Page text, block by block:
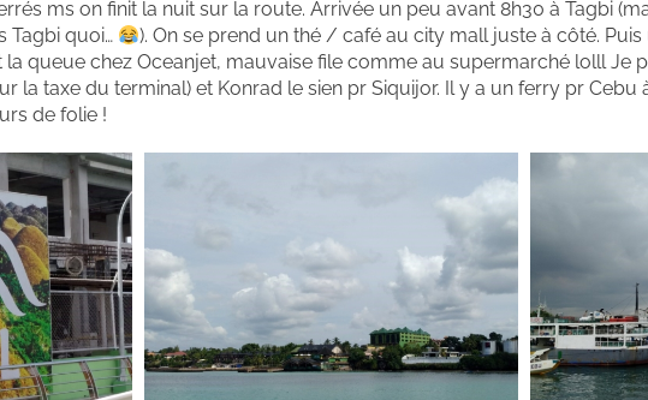
ms on finit la nuit sur la route. Arrivée un peu avant 8h30 à Tagbi
Tagbi quoi…
). On se prend un thé / café au city mall juste à côté.
la queue chez Oceanjet, mauvaise file comme au supermarché lolll Je
la taxe du terminal) et Konrad le sien pr Siquijor. Il y a un ferry pr Cebu à
de folie !